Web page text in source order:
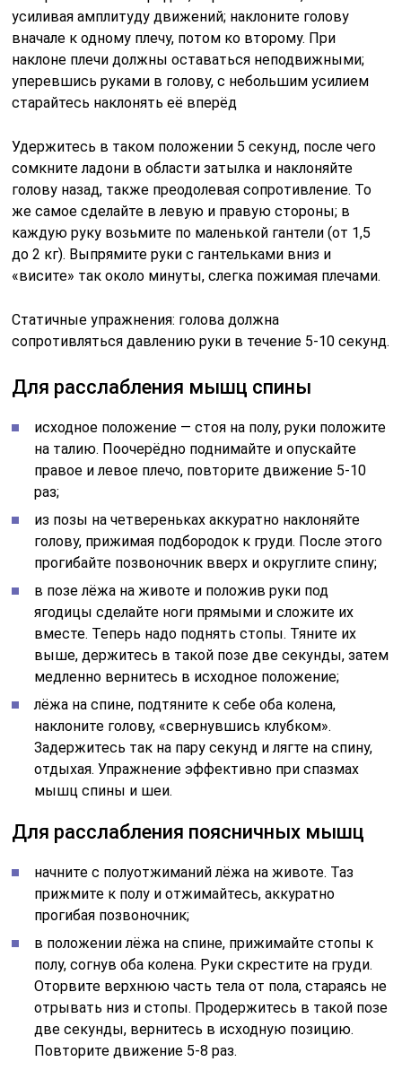
усиливая амплитуду движений; наклоните голову
вначале к одному плечу, потом ко второму. При
наклоне плечи должны оставаться неподвижными;
уперевшись руками в голову, с небольшим усилием
старайтесь наклонять её вперёд
Удержитесь в таком положении 5 секунд, после чего
сомкните ладони в области затылка и наклоняйте
голову назад, также преодолевая сопротивление. То
же самое сделайте в левую и правую стороны; в
каждую руку возьмите по маленькой гантели (от 1,5
до 2 кг). Выпрямите руки с гантельками вниз и
«висите» так около минуты, слегка пожимая плечами.
Статичные упражнения: голова должна
сопротивляться давлению руки в течение 5-10 секунд.
Для расслабления мышц спины
исходное положение — стоя на полу, руки положите
на талию. Поочерёдно поднимайте и опускайте
правое и левое плечо, повторите движение 5-10
раз;
из позы на четвереньках аккуратно наклоняйте
голову, прижимая подбородок к груди. После этого
прогибайте позвоночник вверх и округлите спину;
в позе лёжа на животе и положив руки под
ягодицы сделайте ноги прямыми и сложите их
вместе. Теперь надо поднять стопы. Тяните их
выше, держитесь в такой позе две секунды, затем
медленно вернитесь в исходное положение;
лёжа на спине, подтяните к себе оба колена,
наклоните голову, «свернувшись клубком».
Задержитесь так на пару секунд и лягте на спину,
отдыхая. Упражнение эффективно при спазмах
мышц спины и шеи.
Для расслабления поясничных мышц
начните с полуотжиманий лёжа на животе. Таз
прижмите к полу и отжимайтесь, аккуратно
прогибая позвоночник;
в положении лёжа на спине, прижимайте стопы к
полу, согнув оба колена. Руки скрестите на груди.
Оторвите верхнюю часть тела от пола, стараясь не
отрывать низ и стопы. Продержитесь в такой позе
две секунды, вернитесь в исходную позицию.
Повторите движение 5-8 раз.